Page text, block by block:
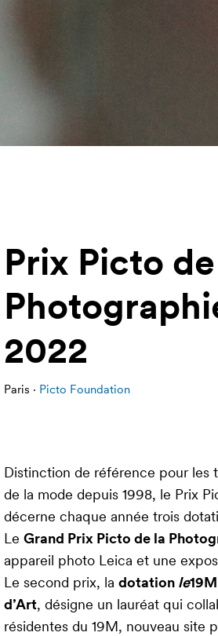
Prix Picto
2022
Paris · Picto Foundation
Distinction de référence pour les
de la mode depuis 1998, le Prix
décerne chaque année trois
Le Grand Prix Picto de la
appareil photo Leica et une
Le second prix, la dotation le
d’Art, désigne un lauréat qui
résidentes du 19M, nouveau site